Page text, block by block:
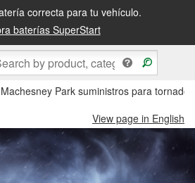
correcta para tu vehículo.
baterías SuperStart
Machesney Park suministros para
View page in English